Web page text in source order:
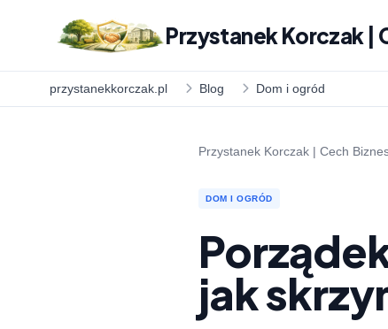
Przystanek Korczak |
przystanekkorczak.pl Blog Dom i ogród
Przystanek Korczak | Cech
DOM I OGRÓD
jak